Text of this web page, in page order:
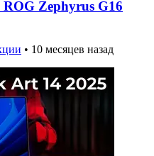
ROG Zephyrus G16
• 10 месяцев назад